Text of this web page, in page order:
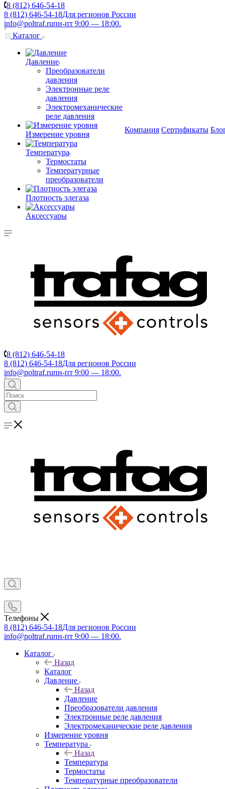
8 (812) 646-54-18
8 (812) 646-54-18Для регионов России
info@poltraf.ruпн-пт 9:00 — 18:00.
Каталог
Давление
Преобразователи
давления
Электронные реле
давления
Электромеханические
реле давления
Измерение уровня
Температура
Термостаты
Температурные
преобразователи
Плотность элегаза
Аксессуары
Компания Сертификаты
8 (812) 646-54-18
8 (812) 646-54-18Для регионов России
info@poltraf.ruпн-пт 9:00 — 18:00.
Телефоны
8 (812) 646-54-18Для регионов России
info@poltraf.ruпн-пт 9:00 — 18:00.
Каталог
Назад
Каталог
Давление
Назад
Давление
Преобразователи давления
Электронные реле давления
Электромеханические реле давления
Измерение уровня
Температура
Назад
Температура
Термостаты
Температурные преобразователи